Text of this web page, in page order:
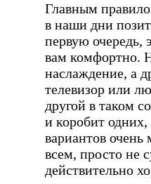
Главным
в наши дни
первую очередь,
вам комфортно.
наслаждение, а
телевизор или
другой в таком
и коробит
вариантов очень
всем, просто не
действительно